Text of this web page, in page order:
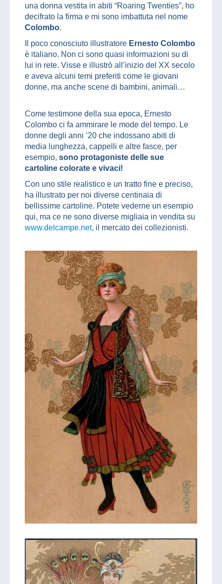
una donna vestita in abiti “Roaring Twenties”, ho
decifrato la firma e mi sono imbattuta nel nome
Colombo.
Il poco conosciuto illustratore Ernesto Colombo
è italiano. Non ci sono quasi informazioni su di
lui in rete. Visse e illustrò all’inizio del XX secolo
e aveva alcuni temi preferiti come le giovani
donne, ma anche scene di bambini, animali…
Come testimone della sua epoca, Ernesto
Colombo ci fa ammirare le mode del tempo. Le
donne degli anni ’20 che indossano abiti di
media lunghezza, cappelli e altre fasce, per
esempio, sono protagoniste delle sue
cartoline colorate e vivaci!
Con uno stile realistico e un tratto fine e preciso,
ha illustrato per noi diverse centinaia di
bellissime cartoline. Potete vederne un esempio
qui, ma ce ne sono diverse migliaia in vendita su
www.delcampe.net, il mercato dei collezionisti.